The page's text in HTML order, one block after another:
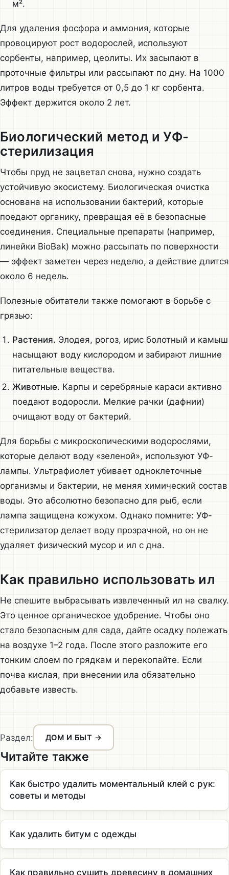
м².
Для удаления фосфора и аммония, которые
провоцируют рост водорослей, используют
сорбенты, например, цеолиты. Их засыпают в
проточные фильтры или рассыпают по дну. На 1000
литров воды требуется от 0,5 до 1 кг сорбента.
Эффект держится около 2 лет.
Биологический метод и УФ-
стерилизация
Чтобы пруд не зацветал снова, нужно создать
устойчивую экосистему. Биологическая очистка
основана на использовании бактерий, которые
поедают органику, превращая её в безопасные
соединения. Специальные препараты (например,
линейки BioBak) можно рассыпать по поверхности
— эффект заметен через неделю, а действие длится
около 6 недель.
Полезные обитатели также помогают в борьбе с
грязью:
Растения. Элодея, рогоз, ирис болотный и камыш
насыщают воду кислородом и забирают лишние
питательные вещества.
Животные. Карпы и серебряные караси активно
поедают водоросли. Мелкие рачки (дафнии)
очищают воду от бактерий.
Для борьбы с микроскопическими водорослями,
которые делают воду «зеленой», используют УФ-
лампы. Ультрафиолет убивает одноклеточные
организмы и бактерии, не меняя химический состав
воды. Это абсолютно безопасно для рыб, если
лампа защищена кожухом. Однако помните: УФ-
стерилизатор делает воду прозрачной, но он не
удаляет физический мусор и ил с дна.
Как правильно использовать ил
Не спешите выбрасывать извлеченный ил на свалку.
Это ценное органическое удобрение. Чтобы оно
стало безопасным для сада, дайте осадку полежать
на воздухе 1–2 года. После этого разложите его
тонким слоем по грядкам и перекопайте. Если
почва кислая, при внесении ила обязательно
добавьте известь.
Раздел: ДОМ И БЫТ →
Читайте также
Как быстро удалить моментальный клей с рук:
советы и методы
Как удалить битум с одежды
Как правильно сушить древесину в домашних